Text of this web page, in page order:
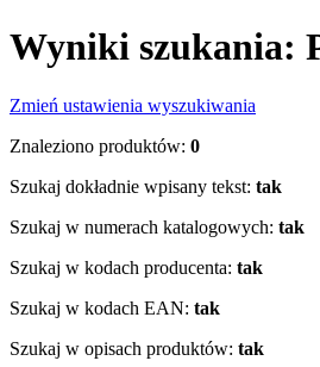
Wyniki szukania:
Zmień ustawienia wyszukiwania
Znaleziono produktów: 0
Szukaj dokładnie wpisany tekst: tak
Szukaj w numerach katalogowych: tak
Szukaj w kodach producenta: tak
Szukaj w kodach EAN: tak
Szukaj w opisach produktów: tak